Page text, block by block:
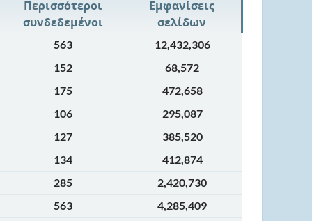
Περισσότεροι
συνδεδεμένοι
Εμφανίσεις
σελίδων
563
12,432,306
152
68,572
175
472,658
106
295,087
127
385,520
134
412,874
285
2,420,730
563
4,285,409